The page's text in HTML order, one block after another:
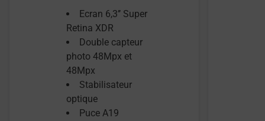
Ecran 6,3’’ Super
Retina XDR
Double capteur
photo 48Mpx et
48Mpx
Stabilisateur
optique
Puce A19